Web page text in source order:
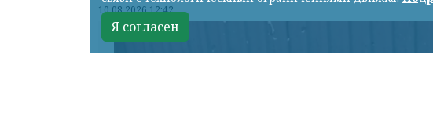
10.08.2026 12:42
Я согласен